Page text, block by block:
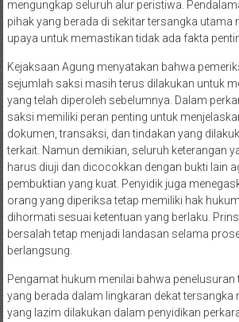
mengungkap seluruh alur peristiwa.
pihak yang berada di sekitar tersangka utama
upaya untuk memastikan tidak ada fakta
Kejaksaan Agung menyatakan bahwa
sejumlah saksi masih terus dilakukan untuk
yang telah diperoleh sebelumnya. Dalam
saksi memiliki peran penting untuk
dokumen, transaksi, dan tindakan yang
terkait. Namun demikian, seluruh keterangan
harus diuji dan dicocokkan dengan bukti lain
pembuktian yang kuat. Penyidik juga
orang yang diperiksa tetap memiliki hak
dihormati sesuai ketentuan yang berlaku.
bersalah tetap menjadi landasan selama
berlangsung.
Pengamat hukum menilai bahwa
yang berada dalam lingkaran dekat tersangka
yang lazim dilakukan dalam penyidikan